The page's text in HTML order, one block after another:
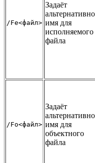
/Fe<файл>
Задаёт
имя для
исполняемого
файла
/Fo<файл>
Задаёт
имя для
объектного
файла